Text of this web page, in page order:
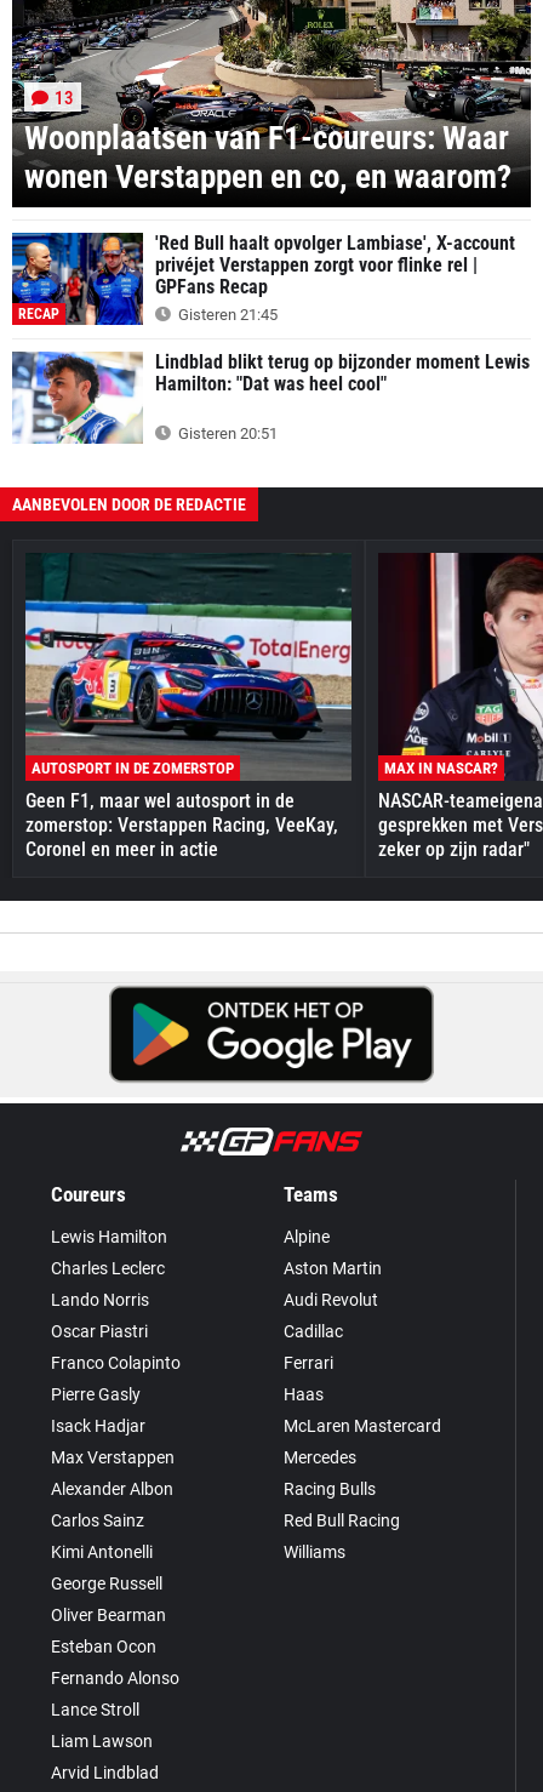
Woonplaatsen van F1-coureurs: Waar
wonen Verstappen en co, en waarom?
13
RECAP
'Red Bull haalt opvolger Lambiase', X-account
privéjet Verstappen zorgt voor flinke rel |
GPFans Recap
Gisteren 21:45
Lindblad blikt terug op bijzonder moment Lewis
Hamilton: "Dat was heel cool"
Gisteren 20:51
AANBEVOLEN DOOR DE REDACTIE
AUTOSPORT IN DE ZOMERSTOP
Geen F1, maar wel autosport in de
zomerstop: Verstappen Racing, VeeKay,
Coronel en meer in actie
MAX IN NASCAR?
NASCAR-
gesprekken met
zeker op zijn radar"
Coureurs
Lewis Hamilton
Charles Leclerc
Lando Norris
Oscar Piastri
Franco Colapinto
Pierre Gasly
Isack Hadjar
Max Verstappen
Alexander Albon
Carlos Sainz
Kimi Antonelli
George Russell
Oliver Bearman
Esteban Ocon
Fernando Alonso
Lance Stroll
Liam Lawson
Arvid Lindblad
Teams
Alpine
Aston Martin
Audi Revolut
Cadillac
Ferrari
Haas
McLaren Mastercard
Mercedes
Racing Bulls
Red Bull Racing
Williams